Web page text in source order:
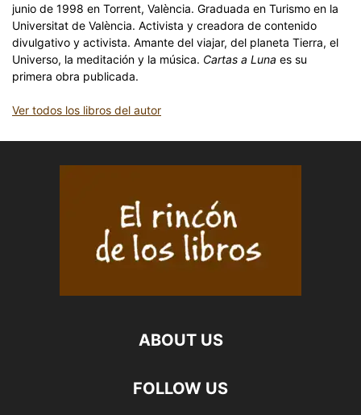
junio de 1998 en Torrent, València. Graduada en Turismo en la
Universitat de València. Activista y creadora de contenido
divulgativo y activista. Amante del viajar, del planeta Tierra, el
Universo, la meditación y la música. Cartas a Luna es su
primera obra publicada.
Ver todos los libros del autor
ABOUT US
FOLLOW US